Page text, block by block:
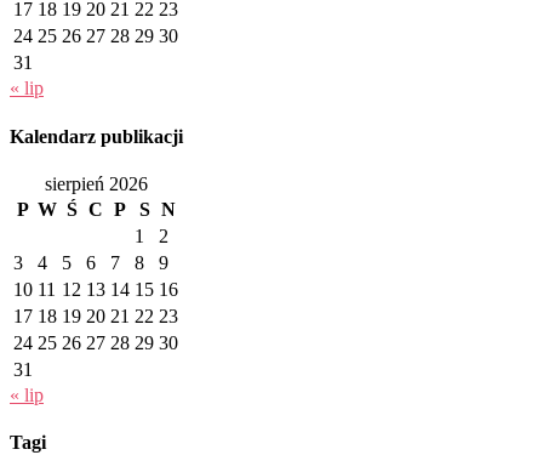
17 18 19 20 21 22 23
24 25 26 27 28 29 30
31
« lip
Kalendarz publikacji
sierpień 2026
P W Ś C P S N
1
2
3
4 5 6 7 8
9
10 11 12 13 14 15 16
17 18 19 20 21 22 23
24 25 26 27 28 29 30
31
« lip
Tagi